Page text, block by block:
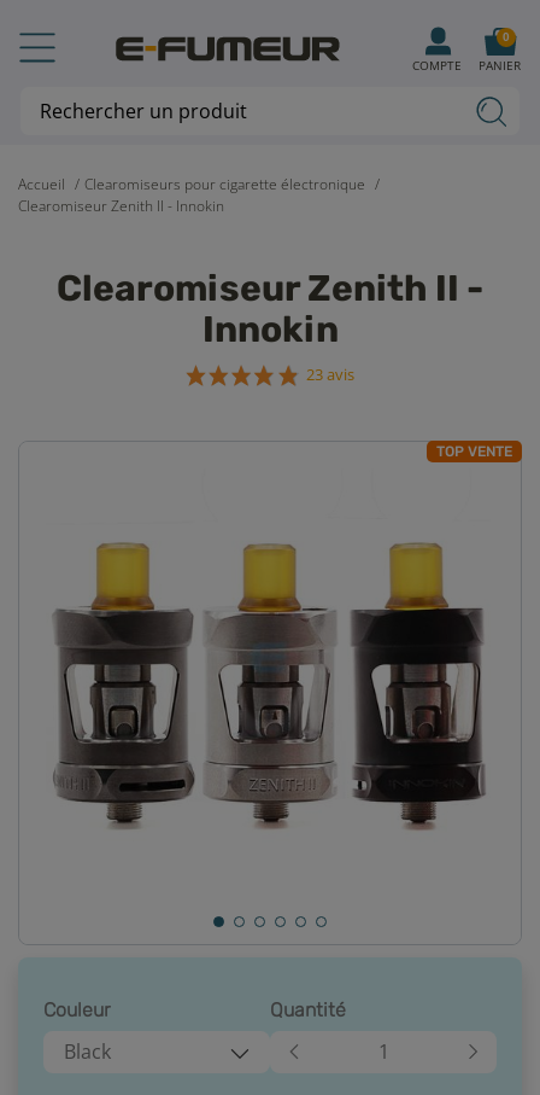
Accueil
Clearomiseurs pour cigarette électronique
Clearomiseur Zenith II - Innokin
Clearomiseur Zenith II -
Innokin
23 avis
TOP VENTE
Couleur
Black
Quantité
COMPTE PANIER
0